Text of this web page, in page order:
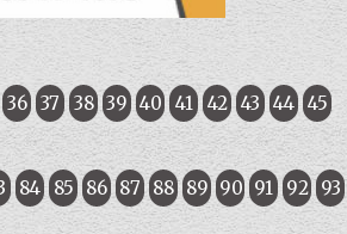
36 37 38 39 40 41 42 43 44 45
84 85 86 87 88 89 90 91 92 93